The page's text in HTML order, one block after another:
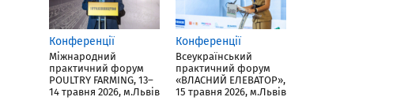
Конференції
Міжнародний
практичний форум
POULTRY FARMING, 13–
14 травня 2026, м.Львів
Конференції
Всеукраїнський
практичний форум
«ВЛАСНИЙ ЕЛЕВАТОР»,
15 травня 2026, м.Львів